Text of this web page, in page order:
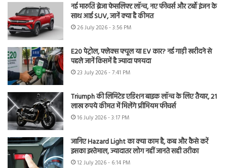
नई मारुति ब्रेजा फेसलिफ्ट लॉन्च, नए फीचर्स और टर्बो इंजन के
साथ आई SUV, जानें क्या है कीमत
26 July 2026 - 3:56 PM
E20 पेट्रोल, फ्लेक्स फ्यूल या EV कार? नई गाड़ी खरीदने से
पहले जानें किसमें है ज्यादा फायदा
23 July 2026 - 7:41 PM
Triumph की लिमिटेड एडिशन बाइक लॉन्च के लिए तैयार, 21
लाख रुपये कीमत में मिलेंगे प्रीमियम फीचर्स
16 July 2026 - 3:17 PM
जानिए Hazard Light का क्या काम है, कब और कैसे करें
इसका इस्तेमाल, ज्यादातर लोग नहीं जानते सही तरीका
12 July 2026 - 6:14 PM